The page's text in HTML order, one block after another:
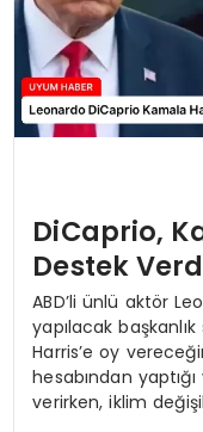
DiCaprio,
Destek
ABD’li ünlü aktör
yapılacak
Harris’e oy
hesabından
verirken, iklim